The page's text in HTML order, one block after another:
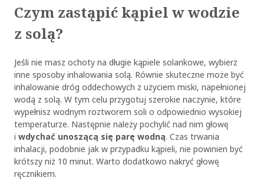
Czym zastąpić kąpiel w wodzie
z solą?
Jeśli nie masz ochoty na długie kąpiele solankowe, wybierz
inne sposoby inhalowania solą. Równie skuteczne może być
inhalowanie dróg oddechowych z użyciem miski, napełnionej
wodą z solą. W tym celu przygotuj szerokie naczynie, które
wypełnisz wodnym roztworem soli o odpowiednio wysokiej
temperaturze. Następnie należy pochylić nad nim głowę
i wdychać unoszącą się parę wodną. Czas trwania
inhalacji, podobnie jak w przypadku kąpieli, nie powinien być
krótszy niż 10 minut. Warto dodatkowo nakryć głowę
ręcznikiem.